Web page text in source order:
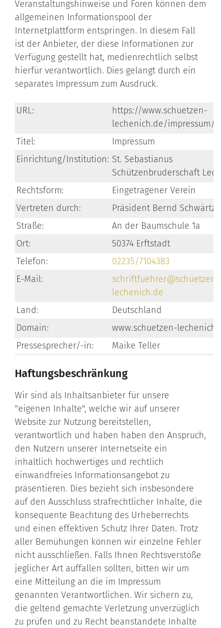
Veranstaltungshinweise und Foren können dem
allgemeinen Informationspool der
Internetplattform entspringen. In diesem Fall
ist der Anbieter, der diese Informationen zur
Verfügung gestellt hat, medienrechtlich selbst
hierfür verantwortlich. Dies gelangt durch ein
separates Impressum zum Ausdruck.
URL:
https://www.schuetzen-
lechenich.de/impressum/
Titel:
Impressum
Einrichtung/Institution: St. Sebastianus
Schützenbruderschaft
Rechtsform:
Eingetragener Verein
Vertreten durch:
Präsident Bernd
Straße:
An der Baumschule 1a
Ort:
50374 Erftstadt
Telefon:
02235/7104383
E-Mail:
schriftfuehrer@schuetzen-
lechenich.de
Land:
Deutschland
Domain:
www.schuetzen-
Pressesprecher/-in:
Maike Teller
Haftungsbeschränkung
Wir sind als Inhaltsanbieter für unsere
"eigenen Inhalte", welche wir auf unserer
Website zur Nutzung bereitstellen,
verantwortlich und haben haben den Anspruch,
den Nutzern unserer Internetseite ein
inhaltlich hochwertiges und rechtlich
einwandfreies Informationsangebot zu
präsentieren. Dies bezieht sich insbesondere
auf den Ausschluss strafrechtlicher Inhalte, die
konsequente Beachtung des Urheberrechts
und einen effektiven Schutz Ihrer Daten. Trotz
aller Bemühungen können wir einzelne Fehler
nicht ausschließen. Falls Ihnen Rechtsverstöße
jeglicher Art auffallen sollten, bitten wir um
eine Mitteilung an die im Impressum
genannten Verantwortlichen. Wir sichern zu,
die geltend gemachte Verletzung unverzüglich
zu prüfen und zu Recht beanstandete Inhalte